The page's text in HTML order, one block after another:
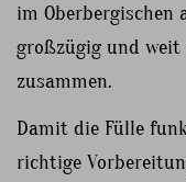
im Oberbergischen
großzügig und
zusammen.
Damit die Fülle
richtige